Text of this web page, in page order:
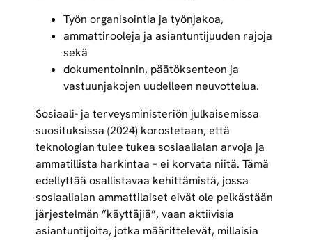
Työn organisointia ja työnjakoa,
ammattirooleja ja asiantuntijuuden rajoja
sekä
dokumentoinnin, päätöksenteon ja
vastuunjakojen uudelleen neuvottelua.
Sosiaali- ja terveysministeriön julkaisemissa
suosituksissa (2024) korostetaan, että
teknologian tulee tukea sosiaalialan arvoja ja
ammatillista harkintaa – ei korvata niitä. Tämä
edellyttää osallistavaa kehittämistä, jossa
sosiaalialan ammattilaiset eivät ole pelkästään
järjestelmän ”käyttäjiä”, vaan aktiivisia
asiantuntijoita, jotka määrittelevät, millaisia